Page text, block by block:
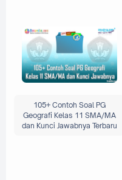
105+ Contoh Soal PG
Geografi Kelas 11 SMA/MA
dan Kunci Jawabnya Terbaru